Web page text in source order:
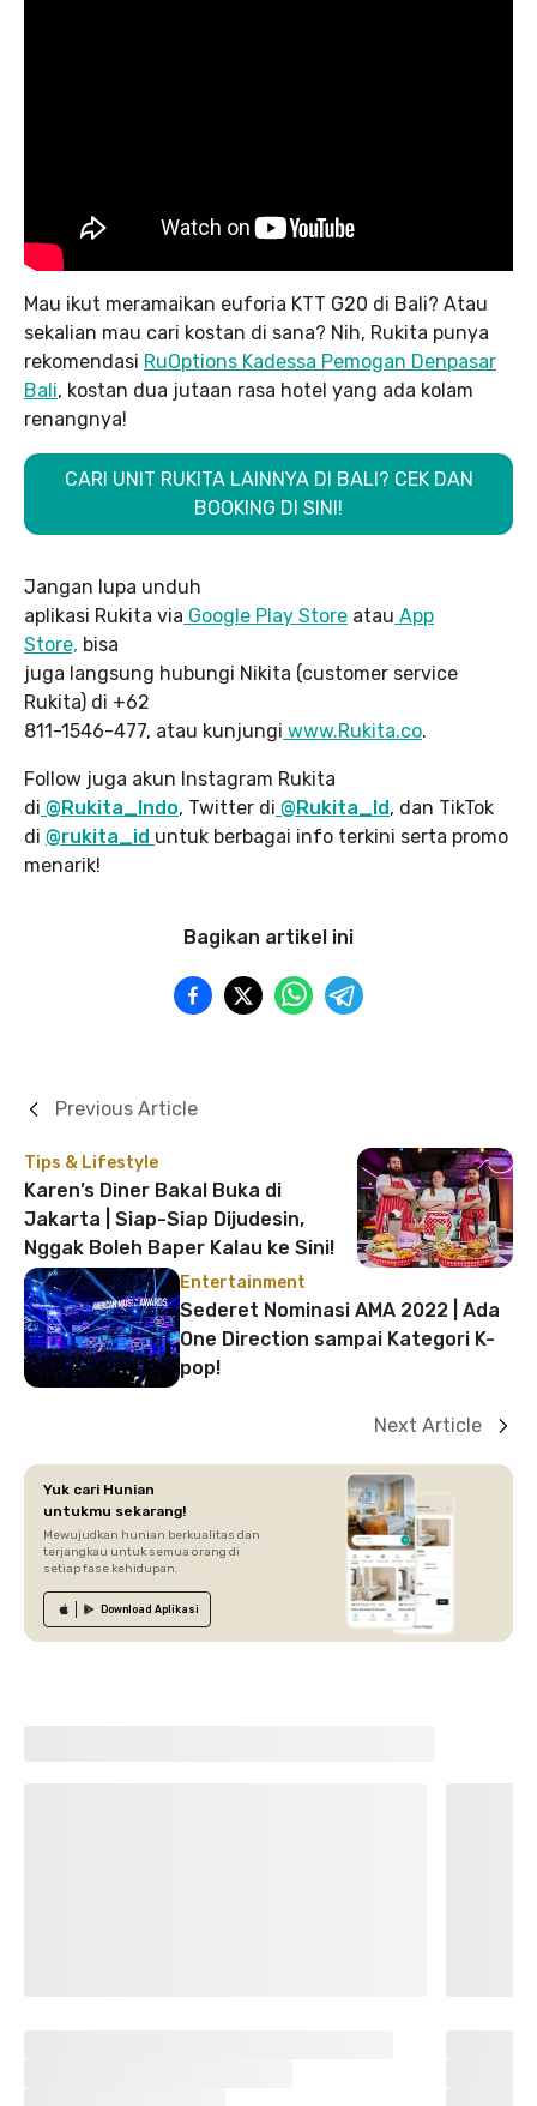
Mau ikut meramaikan euforia KTT G20 di Bali? Atau
sekalian mau cari kostan di sana? Nih, Rukita punya
rekomendasi RuOptions Kadessa Pemogan Denpasar
Bali, kostan dua jutaan rasa hotel yang ada kolam
renangnya!
CARI UNIT RUKITA LAINNYA DI BALI? CEK DAN
BOOKING DI SINI!
Jangan lupa unduh
aplikasi Rukita via Google Play Store atau App
Store, bisa
juga langsung hubungi Nikita (customer service
Rukita) di +62
811-1546-477, atau kunjungi www.Rukita.co.
Follow juga akun Instagram Rukita
di @Rukita_Indo, Twitter di @Rukita_Id , dan TikTok
di @rukita_id untuk berbagai info terkini serta promo
menarik!
Bagikan artikel ini
Tips & Lifestyle
Karen’s Diner Bakal Buka di
Jakarta | Siap-Siap Dijudesin,
Nggak Boleh Baper Kalau ke Sini!
Previous Article
Entertainment
Sederet Nominasi AMA 2022 | Ada
One Direction sampai Kategori K-
pop!
Next Article
Yuk cari Hunian
untukmu sekarang!
Mewujudkan hunian berkualitas dan
terjangkau untuk semua orang di
setiap fase kehidupan.
Download Aplikasi